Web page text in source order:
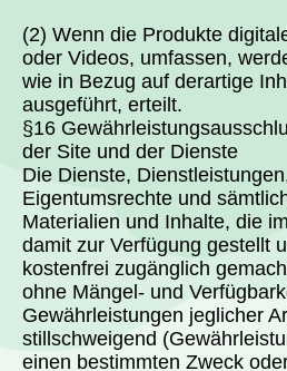
(2) Wenn die Produkte
oder Videos, umfassen,
wie in Bezug auf derartige
ausgeführt, erteilt.
§16
der Site und der Dienste
Die Dienste,
Eigentumsrechte und
Materialien und Inhalte, die
damit zur Verfügung gestellt
kostenfrei zugänglich
ohne Mängel- und
Gewährleistungen jeglicher
stillschweigend
einen bestimmten Zweck